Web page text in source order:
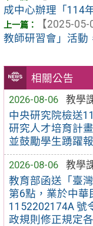
相關公告
2026-08-06
教學
中央研究院檢送
研究人才培育計
並鼓勵學生踴躍
2026-08-06
教學
教育部函送「臺
第6點，業於中華
1152202174A 號
政規則修正規定
成中心辦理「114
【2025-05-
教師研習會」活動